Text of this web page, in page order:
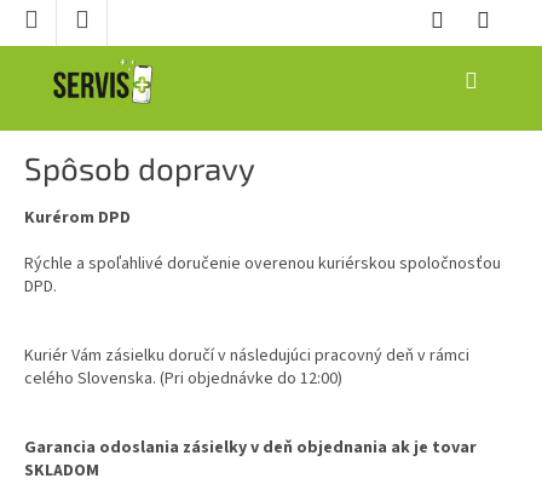
Prejsť
NÁKUPNÝ
Spôsob dopravy
Kurérom DPD
Rýchle a spoľahlivé doručenie overenou kuriérskou spoločnosťou
DPD.
Kuriér Vám zásielku doručí v následujúci pracovný deň v rámci
celého Slovenska. (Pri objednávke do 12:00)
Garancia odoslania zásielky v deň objednania ak je tovar
SKLADOM